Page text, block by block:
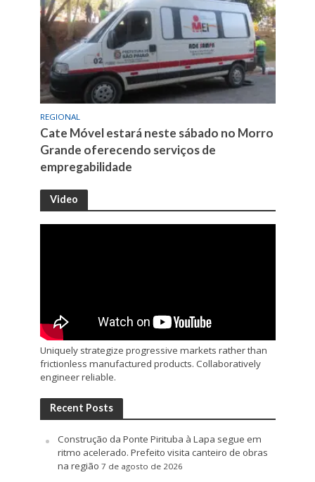
REGIONAL
Cate Móvel estará neste sábado no Morro
Grande oferecendo serviços de
empregabilidade
Video
Uniquely strategize progressive markets rather than
frictionless manufactured products. Collaboratively
engineer reliable.
Recent Posts
Construção da Ponte Pirituba à Lapa segue em
ritmo acelerado. Prefeito visita canteiro de obras
na região 7 de agosto de 2026